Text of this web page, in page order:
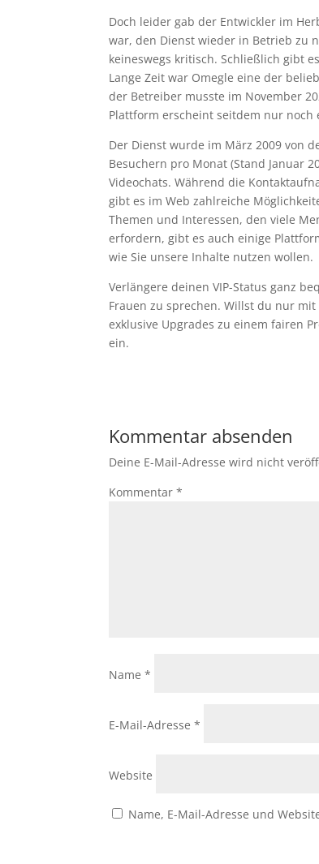
Doch leider gab der Entwickler im
war, den Dienst wieder in Betrieb zu
keineswegs kritisch. Schließlich gibt
Lange Zeit war Omegle eine der
der Betreiber musste im November
Plattform erscheint seitdem nur
Der Dienst wurde im März 2009 von
Besuchern pro Monat (Stand Januar
Videochats. Während die
gibt es im Web zahlreiche
Themen und Interessen, den viele
erfordern, gibt es auch einige
wie Sie unsere Inhalte nutzen wollen.
Verlängere deinen VIP-Status ganz
Frauen zu sprechen. Willst du nur
exklusive Upgrades zu einem fairen
ein.
Kommentar absenden
Deine E-Mail-Adresse wird nicht
Kommentar*
Name*
E-Mail-Adresse*
Website
Name, E-Mail-Adresse und